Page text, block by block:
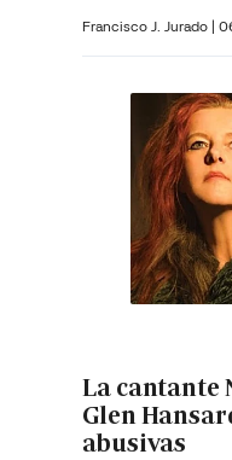
Francisco J. Jurado |
La cantante
Glen
abusivas